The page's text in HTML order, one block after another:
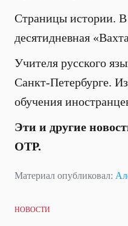
Страницы истории.
десятидневная
Учителя русского
Санкт-Петербурге.
обучения
Эти и другие
ОТР.
Материал опубликовал:
НОВОСТИ